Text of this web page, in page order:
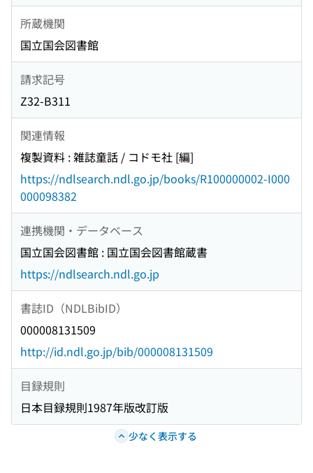
所蔵機関
国立国会図書館
請求記号
Z32-B311
関連情報
複製資料 : 雑誌童話 / コドモ社 [編]
https://ndlsearch.ndl.go.jp/books/R100000002-I000
000098382
連携機関・データベース
国立国会図書館 : 国立国会図書館蔵書
https://ndlsearch.ndl.go.jp
書誌ID（NDLBibID）
000008131509
http://id.ndl.go.jp/bib/000008131509
目録規則
日本目録規則1987年版改訂版
少なく表示する